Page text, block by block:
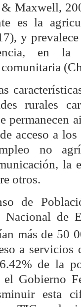
& Maxwell,
es la
y
en la
rurales
acceso a
no
la
otros.
de
de
más de 50
a servicios
de la
Gobierno
esta